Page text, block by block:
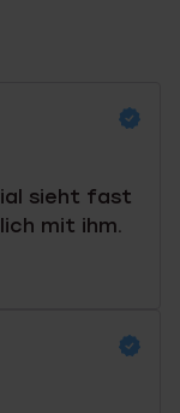
sieht fast
mit ihm.